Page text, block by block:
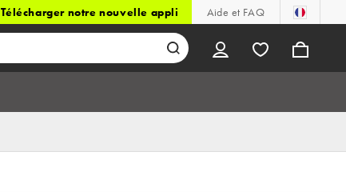
Télécharger notre nouvelle appli Aide et FAQ